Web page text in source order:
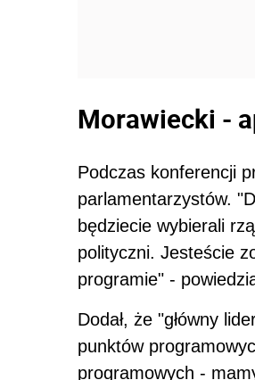
Morawiecki -
Podczas konferencji
parlamentarzystów.
będziecie wybierali
polityczni. Jesteście
programie" -
Dodał, że "główny
punktów
programowych -